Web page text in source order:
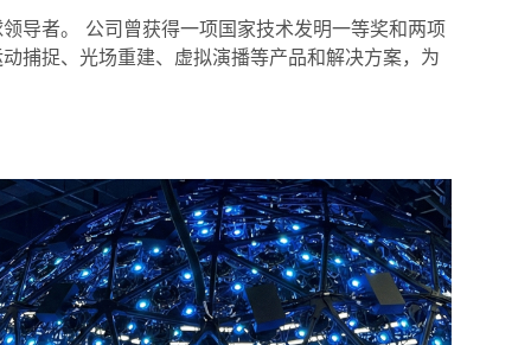
导者。 公司曾获得一项国家技术发明一等奖和两项
捕捉、光场重建、虚拟演播等产品和解决方案，为